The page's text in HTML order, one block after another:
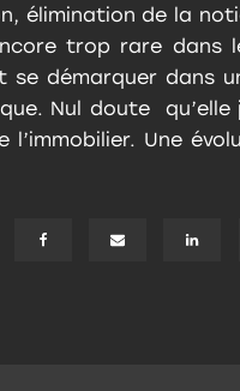
élimination de la
trop rare dans
se démarquer dans
Nul doute
Une